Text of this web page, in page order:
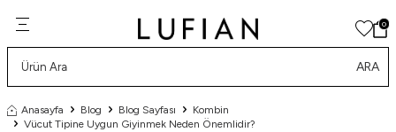
0
ARA
Anasayfa Blog Blog Sayfası
Kombin
Vücut Tipine Uygun Giyinmek Neden Önemlidir?